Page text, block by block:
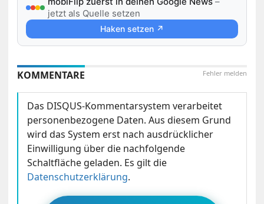
jetzt als Quelle setzen
Haken setzen ↗
Fehler melden
KOMMENTARE
Das DISQUS-Kommentarsystem verarbeitet
personenbezogene Daten. Aus diesem Grund
wird das System erst nach ausdrücklicher
Einwilligung über die nachfolgende
Schaltfläche geladen. Es gilt die
Datenschutzerklärung.